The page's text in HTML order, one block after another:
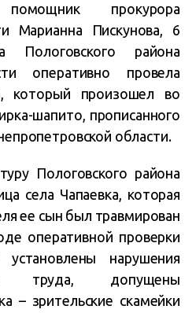
прокурора
Марианна Пискунова, 6
Пологовского района
оперативно провела
который произошел во
шапито, прописанного
области.
Пологовского района
села Чапаевка, которая
ее сын был травмирован
оперативной проверки
нарушения
труда, допущены
– зрительские скамейки